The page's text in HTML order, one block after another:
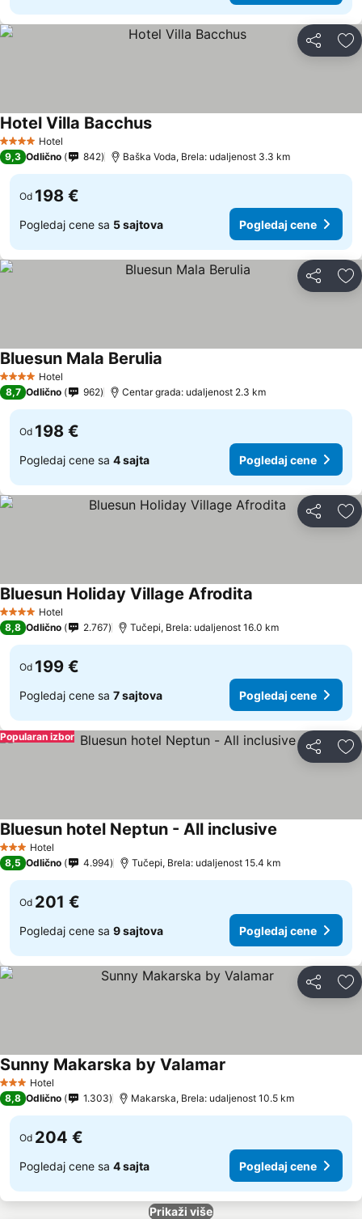
Deli
4 ZvezdiceHotel
Hotel Villa BacchusPogledaj cene
9,3 Odlično 842 Baška Voda, Brela: udaljenost 3.3 km
Od 198 €
Pogledaj cene sa 5 sajtova Pogledaj cene
Deli
4 ZvezdiceHotel
Bluesun Mala Berulia
8,7 Odlično 962 Centar grada: udaljenost 2.3 km
Od 198 €
Pogledaj cene sa 4 sajta Pogledaj cene
Deli
4 ZvezdiceHotel
Bluesun Holiday Village Afrodita
8,8 Odlično 2.767 Tučepi, Brela: udaljenost 16.0 km
Od 199 €
Pogledaj cene sa 7 sajtova Pogledaj cene
Deli
Popularan izbor
3 Zvezdice
Hotel
Bluesun hotel Neptun - All inclusive
8,5 Odlično 4.994 Tučepi, Brela: udaljenost 15.4 km
Od 201 €
Pogledaj cene sa 9 sajtova Pogledaj cene
Deli
3 Zvezdice
Hotel
Sunny Makarska by Valamar
8,8 Odlično 1.303 Makarska, Brela: udaljenost 10.5 km
Od 204 €
Pogledaj cene sa 4 sajta Pogledaj cene
Prikaži više